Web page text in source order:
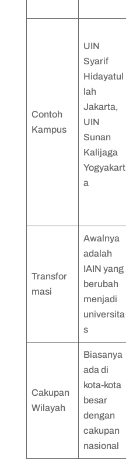
Contoh
Kampus
UIN
Syarif
Hidayatul
lah
Jakarta,
UIN
Sunan
Kalijaga
Yogyakart
a
Transfor
masi
Awalnya
adalah
IAIN yang
berubah
menjadi
universita
s
Cakupan
Wilayah
Biasanya
ada di
kota-kota
besar
dengan
cakupan
nasional